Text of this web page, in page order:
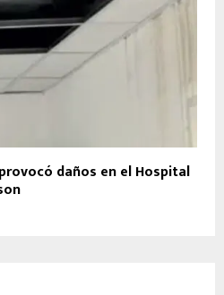
daños en el Hospital